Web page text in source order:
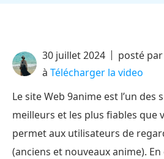
30 juillet 2024 posté par
à Télécharger la video
Le site Web 9anime est l’un des
meilleurs et les plus fiables que
permet aux utilisateurs de
(anciens et nouveaux anime).